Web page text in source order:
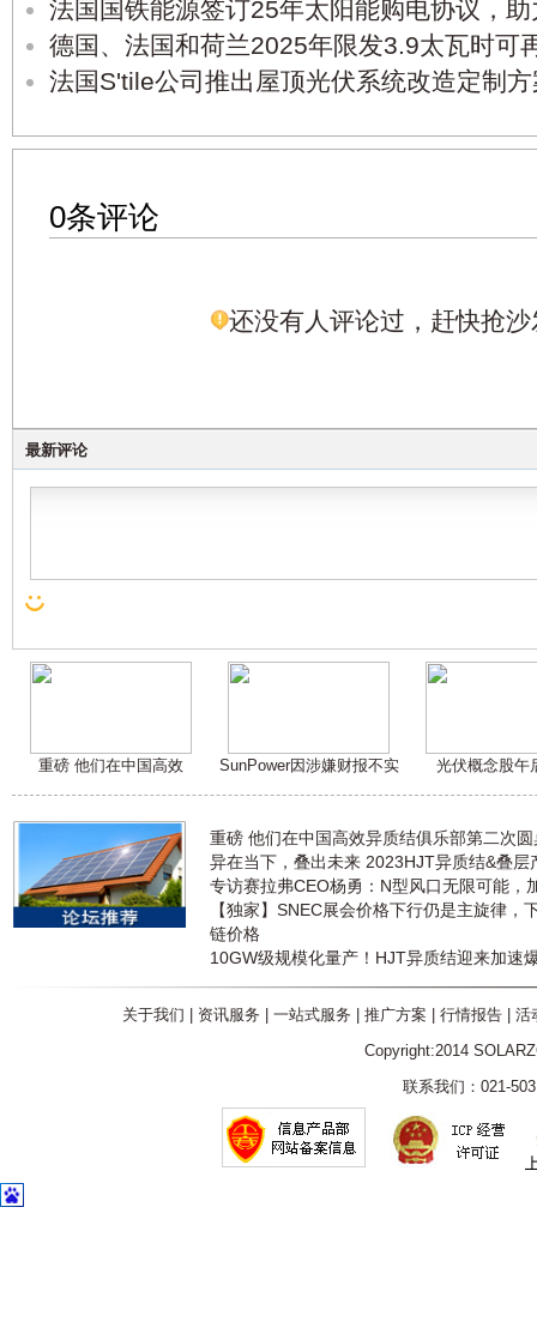
法国国铁能源签订25年太阳能购电协议，
德国、法国和荷兰2025年限发3.9太瓦时可
法国S'tile公司推出屋顶光伏系统改造定制
0条评论
还没有人评论过，赶快抢沙
最新评论
重磅 他们在中国高效 SunPower因涉嫌财报不实 光伏概念股午
重磅 他们在中国高效异质结俱乐部第二次
异在当下，叠出未来 2023HJT异质结&叠层
专访赛拉弗CEO杨勇：N型风口无限可能，
【独家】SNEC展会价格下行仍是主旋律，
链价格
10GW级规模化量产！HJT异质结迎来加速
关于我们 资讯服务 一站式服务 推广方案 行情报告| 活
Copyright:2014
联系我们：021-